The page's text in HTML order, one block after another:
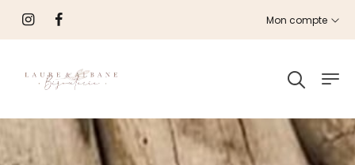
Mon compte